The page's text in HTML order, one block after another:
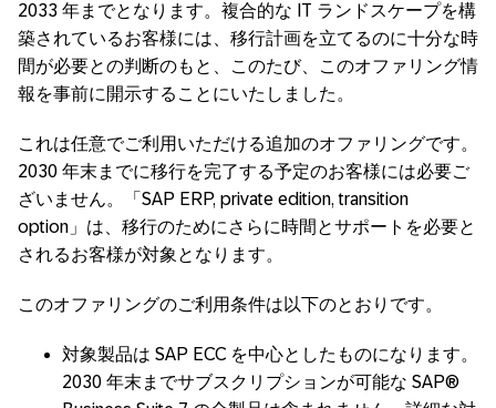
2033 年までとなります。複合的な IT ランドスケープを構
築されているお客様には、移行計画を立てるのに十分な時
間が必要との判断のもと、このたび、このオファリング情
報を事前に開示することにいたしました。
これは任意でご利用いただける追加のオファリングです。
2030 年末までに移行を完了する予定のお客様には必要ご
ざいません。「SAP ERP, private edition, transition
option」は、移行のためにさらに時間とサポートを必要と
されるお客様が対象となります。
このオファリングのご利用条件は以下のとおりです。
対象製品は SAP ECC を中心としたものになります。
2030 年末までサブスクリプションが可能な SAP®